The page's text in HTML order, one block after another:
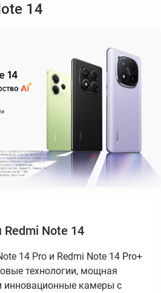
14
Redmi Note 14
14 Pro и Redmi Note 14 Pro+
технологии, мощная
инновационные камеры с